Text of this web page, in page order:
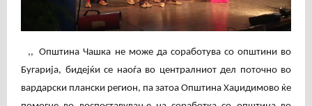
,,
Општина Чашка не може да соработува со општини во
Бугарија, бидејќи се наоѓа во централниот дел поточно во
вардарски плански регион, па затоа Општина Хаџидимово ќе